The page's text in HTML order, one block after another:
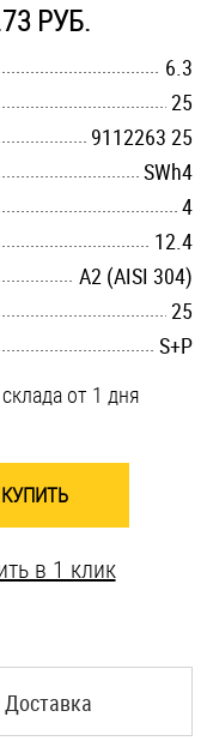
РУБ.
6.3
25
9112263 25
SWh4
4
12.4
А2 (AISI 304)
25
S+P
от 1 дня
КУПИТЬ
в 1 клик
Доставка